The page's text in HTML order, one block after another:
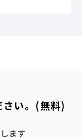
さい。(無料)
ます